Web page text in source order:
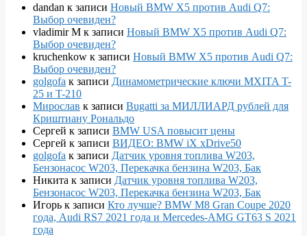
dandan к записи Новый BMW X5 против Audi Q7:
Выбор очевиден?
vladimir M к записи Новый BMW X5 против Audi Q7:
Выбор очевиден?
kruchenkow к записи Новый BMW X5 против Audi Q7:
Выбор очевиден?
golgofa к записи Динамометрические ключи MXITA T-
25 и T-210
Мирослав к записи Bugatti за МИЛЛИАРД рублей для
Криштиану Рональдо
Сергей к записи BMW USA повысит цены
Сергей к записи ВИДЕО: BMW iX xDrive50
golgofa к записи Датчик уровня топлива W203,
Бензонасос W203, Перекачка бензина W203, Бак
Никита к записи Датчик уровня топлива W203,
Бензонасос W203, Перекачка бензина W203, Бак
Игорь к записи Кто лучше? BMW M8 Gran Coupe 2020
года, Audi RS7 2021 года и Mercedes-AMG GT63 S 2021
года